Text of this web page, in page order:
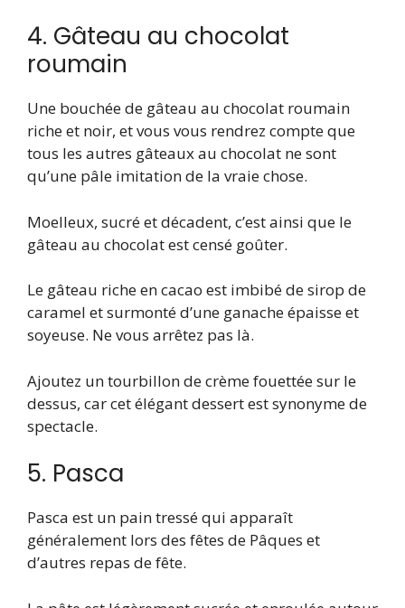
4. Gâteau au chocolat
roumain
Une bouchée de gâteau au chocolat roumain
riche et noir, et vous vous rendrez compte que
tous les autres gâteaux au chocolat ne sont
qu’une pâle imitation de la vraie chose.
Moelleux, sucré et décadent, c’est ainsi que le
gâteau au chocolat est censé goûter.
Le gâteau riche en cacao est imbibé de sirop de
caramel et surmonté d’une ganache épaisse et
soyeuse. Ne vous arrêtez pas là.
Ajoutez un tourbillon de crème fouettée sur le
dessus, car cet élégant dessert est synonyme de
spectacle.
5. Pasca
Pasca est un pain tressé qui apparaît
généralement lors des fêtes de Pâques et
d’autres repas de fête.